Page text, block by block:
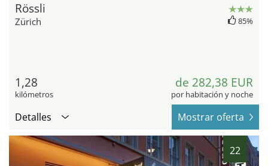
Rössli
Zürich 85%
1,28
kilómetros
de 282,38 EUR
por habitación y noche
Detalles Mostrar oferta
22